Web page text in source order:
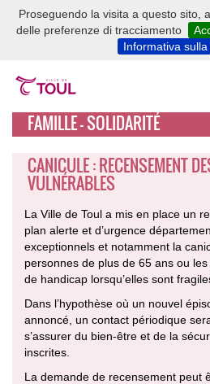
Proseguendo la visita a questo sito,
delle preferenze di tracciamento
Informativa
FAMILLE - SOLIDARITÉ
CANICULE : RECENSEMENT
VULNÉRABLES
La Ville de Toul a mis en place un
plan alerte et d’urgence
exceptionnels et notamment la
personnes de plus de 65 ans ou
de handicap lorsqu’elles sont
Dans l’hypothèse où un nouvel
annoncé, un contact périodique
s’assurer du bien-être et de la
inscrites.
La demande de recensement peut